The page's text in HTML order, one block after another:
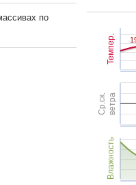
Темпер.
Ср.ск.ветра
Влажность
по